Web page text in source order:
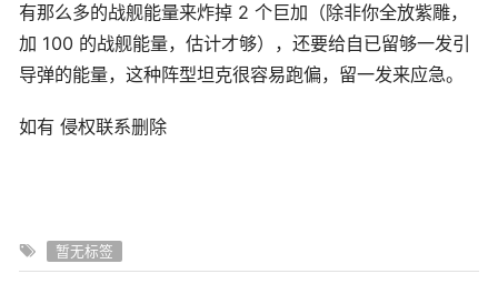
有那么多的战舰能量来炸掉 2 个巨加（除非你全放紫雕，
加 100 的战舰能量，估计才够），还要给自已留够一发引
导弹的能量，这种阵型坦克很容易跑偏，留一发来应急。
如有 侵权联系删除
暂无标签